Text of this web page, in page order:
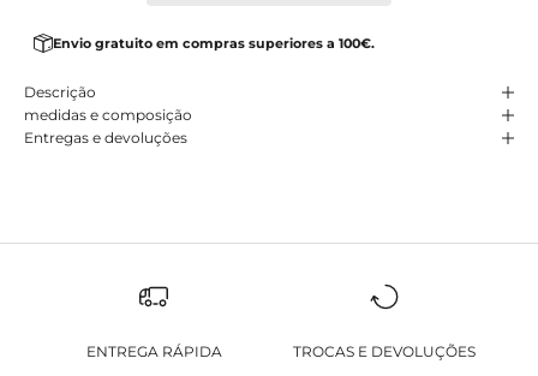
Envio gratuito em compras superiores a 100€.
Descrição
medidas e composição
Entregas e devoluções
ENTREGA RÁPIDA
TROCAS E DEVOLUÇÕES